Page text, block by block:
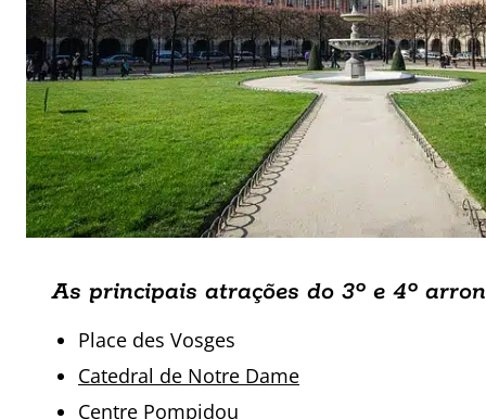
As principais atrações do 3º e 4º
Place des Vosges
Catedral de Notre Dame
Centre Pompidou